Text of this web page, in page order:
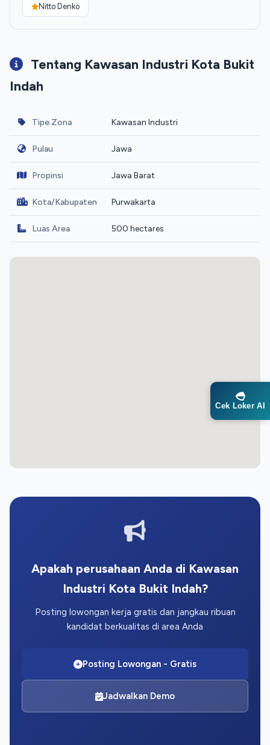
Nitto Denko
Tentang Kawasan Industri Kota Bukit
Indah
Tipe Zona Kawasan Industri
Pulau Jawa
Propinsi Jawa Barat
Kota/Kabupaten Purwakarta
Luas Area 500 hectares
Apakah perusahaan Anda di Kawasan
Industri Kota Bukit Indah?
Posting lowongan kerja gratis dan jangkau ribuan
kandidat berkualitas di area Anda
Posting Lowongan - Gratis
Jadwalkan Demo
Cek Loker AI